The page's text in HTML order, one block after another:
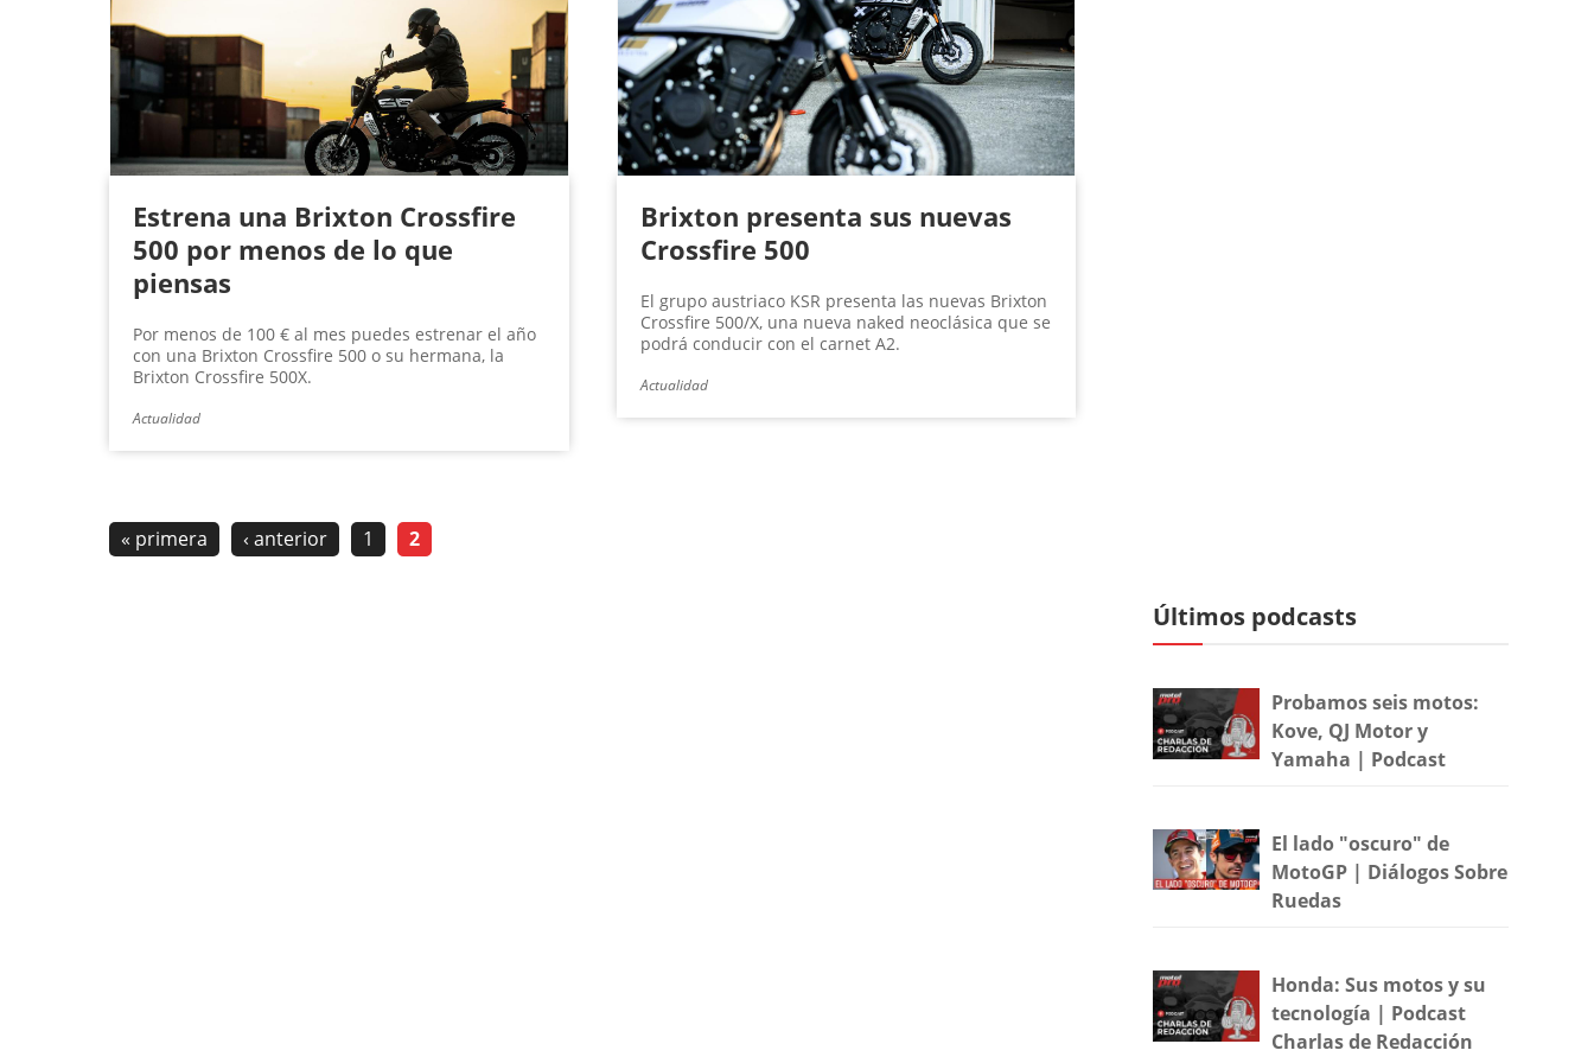
Estrena una Brixton Crossfire
500 por menos de lo que
piensas
Por menos de 100 € al mes puedes estrenar el año
con una Brixton Crossfire 500 o su hermana, la
Brixton Crossfire 500X.
Actualidad
Brixton presenta sus nuevas
Crossfire 500
El grupo austriaco KSR presenta las nuevas Brixton
Crossfire 500/X, una nueva naked neoclásica que se
podrá conducir con el carnet A2.
Actualidad
« primera ‹ anterior 1 2
Últimos podcasts
Probamos seis motos:
Kove, QJ Motor y
Yamaha | Podcast
El lado "oscuro" de
MotoGP | Diálogos Sobre
Ruedas
Honda: Sus motos y su
tecnología | Podcast
Charlas de Redacción